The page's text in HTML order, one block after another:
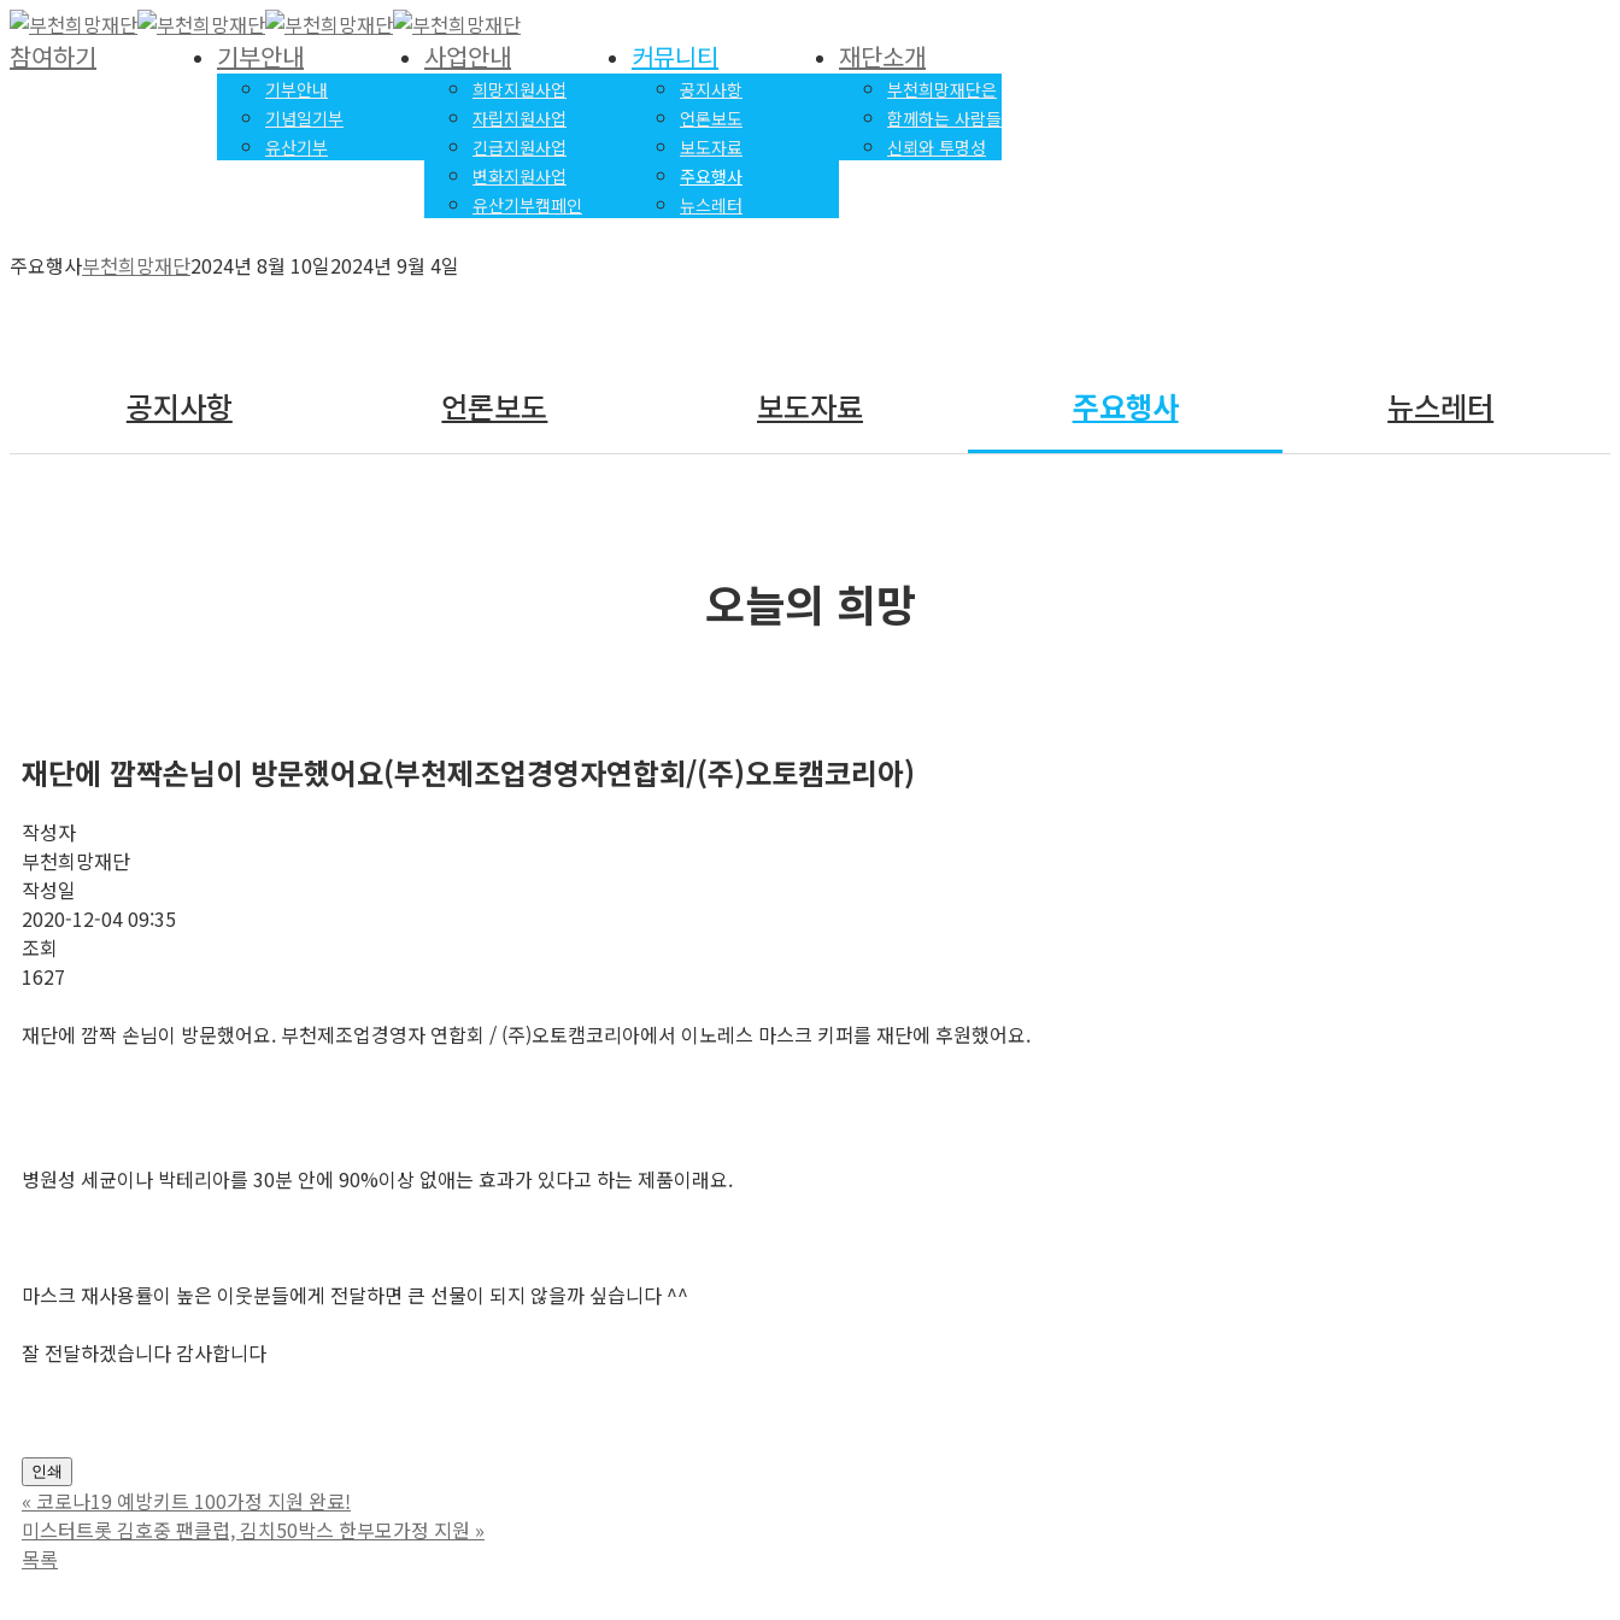
참여하기 기부안내
기부안내
기념일기부
유산기부
사업안내
희망지원사업
자립지원사업
긴급지원사업
변화지원사업
유산기부캠페인
커뮤니티
공지사항
언론보도
보도자료
주요행사
뉴스레터
재단소개
부천희망재단은
함께하는 사람들
신뢰와 투명성
주요행사부천희망재단2024년 8월 10일2024년 9월 4일
공지사항 언론보도 보도자료 주요행사 뉴스레터
오늘의 희망
재단에 깜짝손님이 방문했어요(부천제조업경영자연합회/(주)오토캠코리아)
작성자
부천희망재단
작성일
2020-12-04 09:35
조회
1627
재단에 깜짝 손님이 방문했어요. 부천제조업경영자 연합회 / (주)오토캠코리아에서 이노레스 마스크 키퍼를 재단에 후원했어요.
병원성 세균이나 박테리아를 30분 안에 90%이상 없애는 효과가 있다고 하는 제품이래요.
마스크 재사용률이 높은 이웃분들에게 전달하면 큰 선물이 되지 않을까 싶습니다 ^^
잘 전달하겠습니다 감사합니다
인쇄
« 코로나19 예방키트 100가정 지원 완료!
미스터트롯 김호중 팬클럽, 김치50박스 한부모가정 지원 »
목록